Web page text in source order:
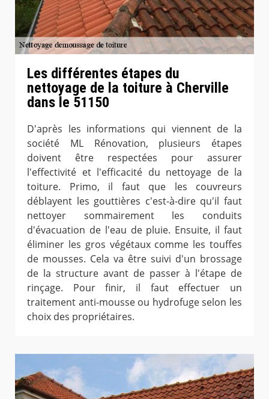
Les différentes étapes du
nettoyage de la toiture à Cherville
dans le 51150
D'après les informations qui viennent de la
société ML Rénovation, plusieurs étapes
doivent être respectées pour assurer
l'effectivité et l'efficacité du nettoyage de la
toiture. Primo, il faut que les couvreurs
déblayent les gouttières c'est-à-dire qu'il faut
nettoyer sommairement les conduits
d'évacuation de l'eau de pluie. Ensuite, il faut
éliminer les gros végétaux comme les touffes
de mousses. Cela va être suivi d'un brossage
de la structure avant de passer à l'étape de
rinçage. Pour finir, il faut effectuer un
traitement anti-mousse ou hydrofuge selon les
choix des propriétaires.